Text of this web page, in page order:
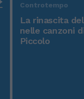
Controtempo
La rinascita
nelle canzoni
Piccolo